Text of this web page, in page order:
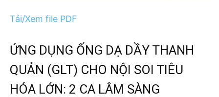
Tải/Xem file PDF
ỨNG DỤNG ỐNG DẠ DẦY THANH
QUẢN (GLT) CHO NỘI SOI TIÊU
HÓA LỚN: 2 CA LÂM SÀNG